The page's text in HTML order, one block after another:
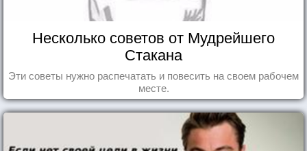
Несколько советов от Мудрейшего
Стакана
Эти советы нужно распечатать и повесить на своем рабочем
месте.